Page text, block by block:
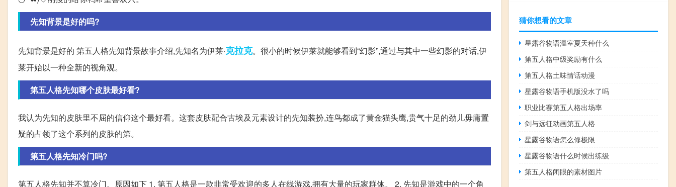
先知背景是好的吗?
先知背景是好的 第五人格先知背景故事介绍,先知名为伊莱·克拉克。很小的时候伊莱就能够看到“幻影”,通过与其中一些幻影的对话,伊
莱开始以一种全新的视角观。
第五人格先知哪个皮肤最好看?
我认为先知的皮肤里不屈的信仰这个最好看。这套皮肤配合古埃及元素设计的先知装扮,连鸟都成了黄金猫头鹰,贵气十足的劲儿毋庸置
疑的占领了这个系列的皮肤的第。
第五人格先知冷门吗?
第五人格先知并不算冷门。原因如下 1. 第五人格是一款非常受欢迎的多人在线游戏,拥有大量的玩家群体。 2. 先知是游戏中的一个角
猜你想看的文章
星露谷物语温室夏天种什么
第五人格中级奖励有什么
第五人格土味情话动漫
星露谷物语手机版没水了吗
职业比赛第五人格出场率
剑与远征动画第五人格
星露谷物语怎么修极限
星露谷物语什么时候出练级
第五人格闭眼的素材图片